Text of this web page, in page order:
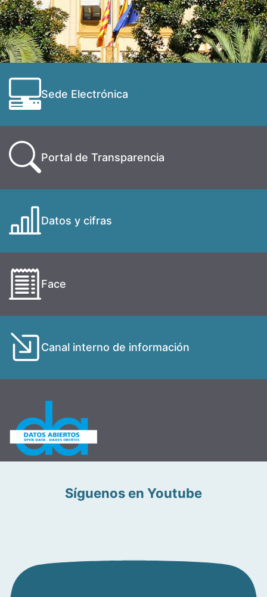
Sede Electrónica
Portal de Transparencia
Datos y cifras
Face
Canal interno de información
Síguenos en Youtube